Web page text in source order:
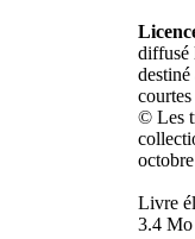
diffusé
© Les
Livre
3.4 Mo